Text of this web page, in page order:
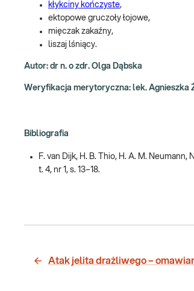
kłykciny kończyste,
ektopowe gruczoły łojowe,
mięczak zakaźny,
liszaj lśniący.
Autor: dr n. o zdr. Olga Dąbska
Weryfikacja merytoryczna: lek. Agnieszka
Bibliografia
F. van Dijk, H. B. Thio, H. A. M.
t. 4, nr 1, s. 13–18.
Atak jelita drażliwego –